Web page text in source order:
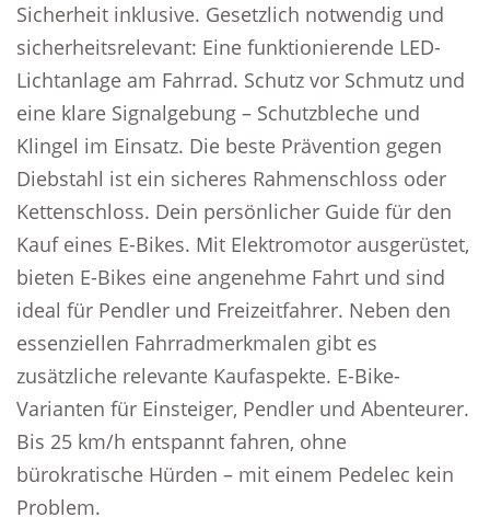
Sicherheit inklusive. Gesetzlich notwendig und
sicherheitsrelevant: Eine funktionierende LED-
Lichtanlage am Fahrrad. Schutz vor Schmutz und
eine klare Signalgebung – Schutzbleche und
Klingel im Einsatz. Die beste Prävention gegen
Diebstahl ist ein sicheres Rahmenschloss oder
Kettenschloss. Dein persönlicher Guide für den
Kauf eines E-Bikes. Mit Elektromotor ausgerüstet,
bieten E-Bikes eine angenehme Fahrt und sind
ideal für Pendler und Freizeitfahrer. Neben den
essenziellen Fahrradmerkmalen gibt es
zusätzliche relevante Kaufaspekte. E-Bike-
Varianten für Einsteiger, Pendler und Abenteurer.
Bis 25 km/h entspannt fahren, ohne
bürokratische Hürden – mit einem Pedelec kein
Problem.